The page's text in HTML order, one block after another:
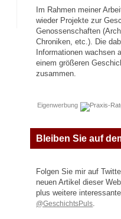
Im Rahmen meiner
wieder Projekte zur
Genossenschaften
Chroniken, etc.). Die
Informationen wachsen
einem größeren
zusammen.
Eigenwerbung
Bleiben Sie auf
Folgen Sie mir auf
neuen Artikel dieser
plus weitere
@GeschichtsPuls